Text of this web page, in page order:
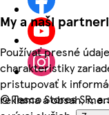
My a naši
Používať presné
charakteristiky
pristupovať k
reklama a obsah,
©Tesco Stores SR,